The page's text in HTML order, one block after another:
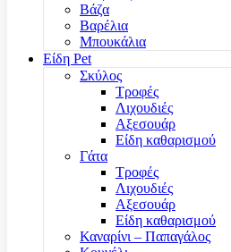
Βάζα
Βαρέλια
Μπουκάλια
Είδη Pet
Σκύλος
Τροφές
Λιχουδιές
Αξεσουάρ
Είδη καθαρισμού
Γάτα
Τροφές
Λιχουδιές
Αξεσουάρ
Είδη καθαρισμού
Καναρίνι – Παπαγάλος